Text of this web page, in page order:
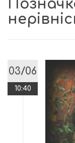
03/06
10:40